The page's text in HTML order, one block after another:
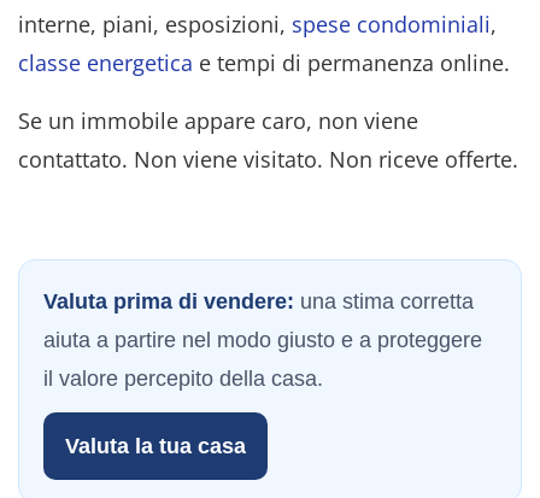
interne, piani, esposizioni, spese condominiali,
classe energetica e tempi di permanenza online.
Se un immobile appare caro, non viene
contattato. Non viene visitato. Non riceve offerte.
Valuta prima di vendere: una stima corretta
aiuta a partire nel modo giusto e a proteggere
il valore percepito della casa.
Valuta la tua casa